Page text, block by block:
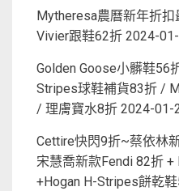
Mytheresa農曆新年折
Vivier跟鞋62折 2024-
Golden Goose小髒鞋56
Stripes球鞋補貨83折 /
/ 理膚寶水8折 2024-01-
Cettire快閃9折~蔡依林
宋慧喬新款Fendi 82折
+Hogan H-Stripes餅乾